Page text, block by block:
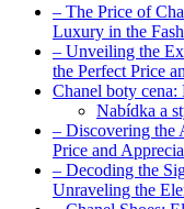
– The Price of
Luxury ‌in the
– Unveiling the
the Perfect Price
Chanel boty cena:
Nabídka a
– Discovering the
Price and
– Decoding⁢ the
Unraveling the